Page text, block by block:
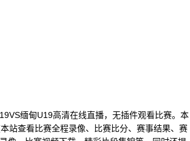
缅甸U19高清在线直播，无插件观看比赛。本
站查看比赛全程录像、比赛比分、赛事结果、赛